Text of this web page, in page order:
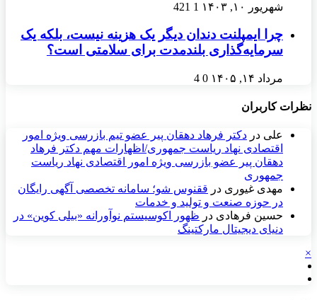
شهریور ۱۰, ۱۴۰۳ 1
421
چرا ایمپلنت دندان دیگر یک هزینه نیست، بلکه یک
سرمایه‌گذاری بلندمدت برای سلامتی است؟
مرداد ۱۴, ۱۴۰۵ 0
4
نظرات کاربران
علی در دکتر فرهاد دهقان پیر عضو تيم بازرسی ويژه امور
اقتصادی نهاد رياست جمهوری/اظهارات مهم دکتر فرهاد
دهقان پیر عضو بازرسی ویژه امور اقتصادی نهاد ریاست
جمهوری
مهدی غیوری در ققنوس شو؛ سامانه تخصصی آگهی رایگان
در حوزه صنعت و تولید و خدمات
حسین فرهادی در ظهور اکوسیستم نوآورانه «بیلی کوین» در
دنیای دیجیتال مارکتینگ
×